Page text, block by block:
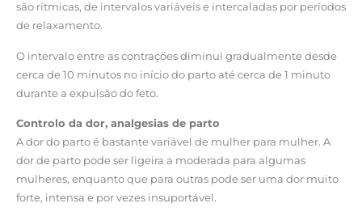
são rítmicas, de intervalos variáveis e intercaladas por períodos
de relaxamento.
O intervalo entre as contrações diminui gradualmente desde
cerca de 10 minutos no início do parto até cerca de 1 minuto
durante a expulsão do feto.
Controlo da dor, analgesias de parto
A dor do parto é bastante variável de mulher para mulher. A
dor de parto pode ser ligeira a moderada para algumas
mulheres, enquanto que para outras pode ser uma dor muito
forte, intensa e por vezes insuportável.